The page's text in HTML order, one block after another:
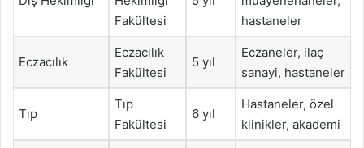
Fakültesi
hastaneler
Eczacılık
Eczacılık
Fakültesi
5 yıl
Eczaneler, ilaç
sanayi, hastaneler
Tıp
Tıp
Fakültesi
6 yıl
Hastaneler, özel
klinikler, akademi